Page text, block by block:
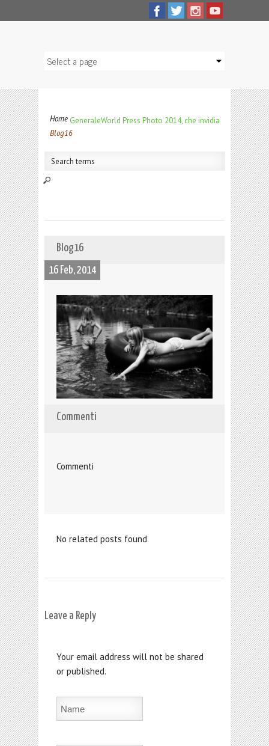
Home GeneraleWorld Press Photo 2014, che invidia
Blog16
Blog16
16 Feb, 2014
Commenti
Commenti
No related posts found
Leave a Reply
Your email address will not be shared
or published.